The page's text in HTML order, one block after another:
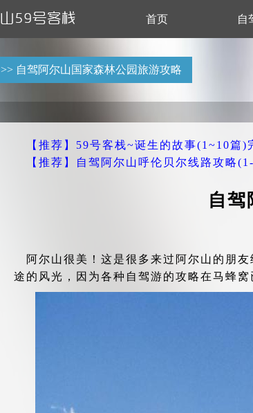
首页 自
>> 自驾阿尔山国家森林公园旅游攻略
【推荐】59号客栈~诞生的故事(1~10篇)
【推荐】自驾阿尔山呼伦贝尔线路攻略
自驾
阿尔山很美！这是很多来过阿尔山的朋
途的风光，因为各种自驾游的攻略在马蜂